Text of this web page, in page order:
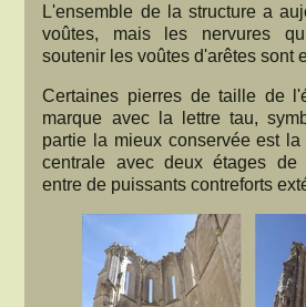
L'ensemble de la structure a
voûtes, mais les nervures
soutenir les voûtes d'arêtes sont
Certaines pierres de taille de
marque avec la lettre tau,
partie la mieux conservée est
centrale avec deux étages de
entre de puissants contreforts